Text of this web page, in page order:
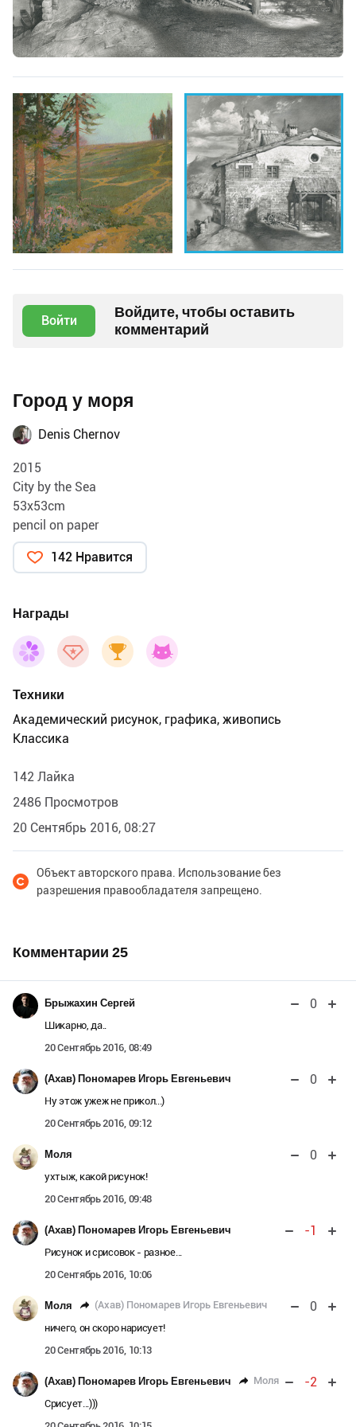
Войти
Войдите, чтобы оставить
комментарий
Город у моря
Denis Chernov
2015
City by the Sea
53x53cm
pencil on paper
142 Нравится
Награды
Техники
Академический рисунок, графика, живопись
Классика
142 Лайка
2486 Просмотров
20 Сентябрь 2016, 08:27
Объект авторского права. Использование без
разрешения правообладателя запрещено.
Комментарии 25
Брыжахин Сергей 0
Шикарно, да..
20 Сентябрь 2016, 08:49
(Ахав) Пономарев Игорь Евгеньевич 0
Ну этож ужеж не прикол...)
20 Сентябрь 2016, 09:12
Моля 0
ухтыж, какой рисунок!
20 Сентябрь 2016, 09:48
(Ахав) Пономарев Игорь Евгеньевич -1
Рисунок и срисовок - разное...
20 Сентябрь 2016, 10:06
Моля (Ахав) Пономарев Игорь Евгеньевич 0
ничего, он скоро нарисует!
20 Сентябрь 2016, 10:13
(Ахав) Пономарев Игорь Евгеньевич Моля -2
Срисует...)))